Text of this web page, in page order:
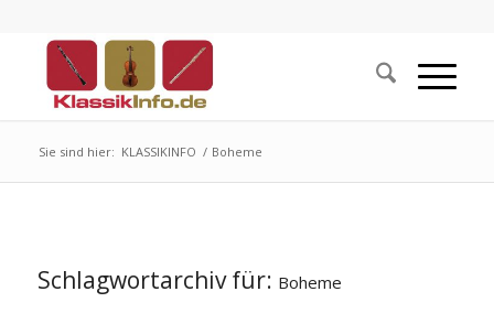
Sie sind hier: KLASSIKINFO / Boheme
Schlagwortarchiv für: Boheme